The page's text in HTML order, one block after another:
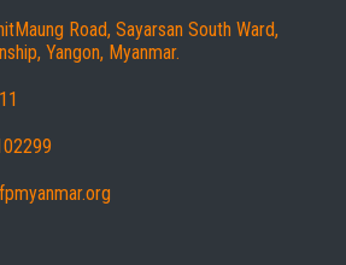
Road, Sayarsan South Ward,
Yangon, Myanmar.